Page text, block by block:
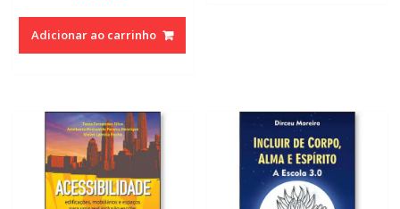
Adicionar ao carrinho